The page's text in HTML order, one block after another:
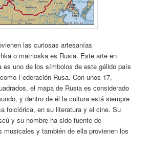
las curiosas artesanías
o matrioska es Rusia. Este arte en
es uno de los símbolos de este gélido país
Federación Rusa. Con unos 17,
el mapa de Rusia es considerado
y dentro de él la cultura está siempre
folclórica, en su literatura y el cine. Su
y su nombre ha sido fuente de
musicales y también de ella provienen los